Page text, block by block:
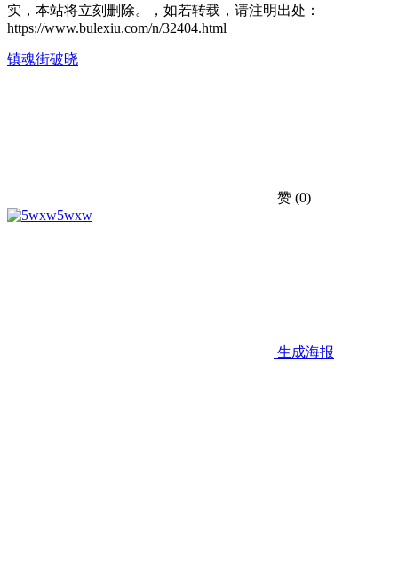
实，本站将立刻删除。，如若转载，请注明出处：
https://www.bulexiu.com/n/32404.html
镇魂街破晓
赞 (0)
5wxw
生成海报